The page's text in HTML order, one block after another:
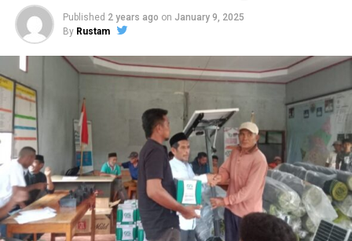
Published 2 years ago on January 9, 2025
By Rustam